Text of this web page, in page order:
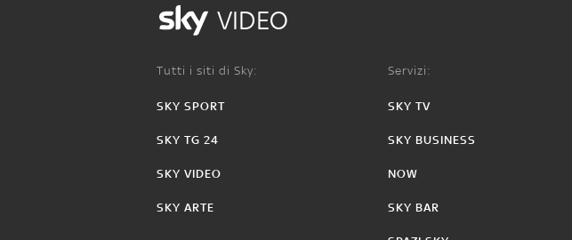
VIDEO
Tutti i siti di Sky:
SKY SPORT
SKY TG 24
SKY VIDEO
SKY ARTE
Servizi:
SKY TV
SKY BUSINESS
NOW
SKY BAR